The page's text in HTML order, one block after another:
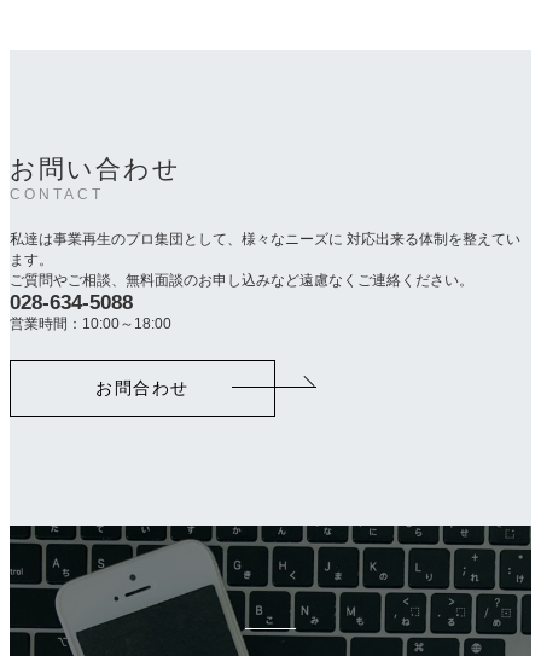
お問い合わせ
CONTACT
私達は事業再生のプロ集団として、様々なニーズに 対応出来る体制を整えてい
ます。
ご質問やご相談、無料面談のお申し込みなど遠慮なくご連絡ください。
カ
ラ
ク
028-634-5088
営業時間：10:00～18:00
お問合わせ